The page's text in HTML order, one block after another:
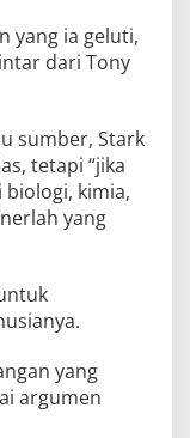
yang ia geluti,
dari Tony
sumber, Stark
tetapi “jika
kimia,
yang
yang
argumen